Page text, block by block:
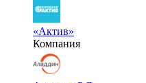
«Актив»
Компания